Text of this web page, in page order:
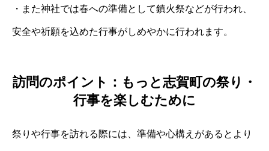
・また神社では春への準備として鎮火祭などが行われ、
安全や祈願を込めた行事がしめやかに行われます。
訪問のポイント：もっと志賀町の祭り・
行事を楽しむために
祭りや行事を訪れる際には、準備や心構えがあるとより